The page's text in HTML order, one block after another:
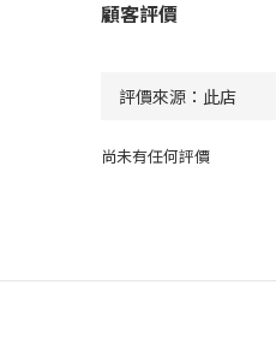
顧客評價
尚未有任何評價